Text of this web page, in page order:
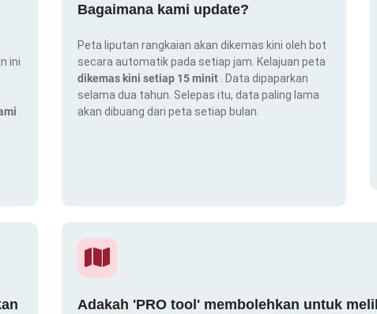
ini
Bagaimana kami update?
Peta liputan rangkaian akan dikemas kini oleh bot
secara automatik pada setiap jam. Kelajuan peta
dikemas kini setiap 15 minit
. Data dipaparkan
selama dua tahun. Selepas itu, data paling lama
akan dibuang dari peta setiap bulan.
Adakah 'PRO tool' membolehkan untuk